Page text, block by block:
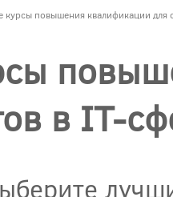
курсы повышения квалификации для
в IT-